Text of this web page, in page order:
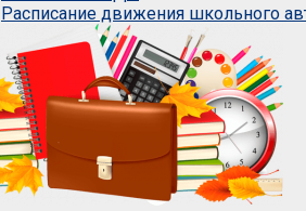
Расписание движения школьного